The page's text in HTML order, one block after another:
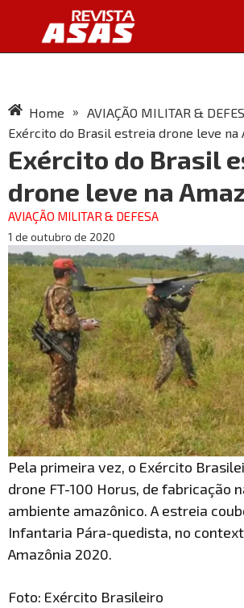
Home » AVIAÇÃO MILITAR &
Exército do Brasil estreia drone leve na
Exército do Brasil
drone leve na
AVIAÇÃO MILITAR & DEFESA
1 de outubro de 2020
Pela primeira vez, o Exército
drone FT-100 Horus, de fabricação
ambiente amazônico. A estreia
Infantaria Pára-quedista, no
Amazônia 2020.
Foto: Exército Brasileiro